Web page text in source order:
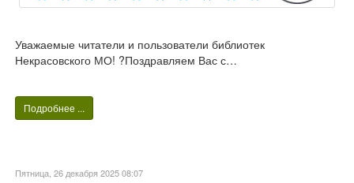
Уважаемые читатели и пользователи библиотек
Некрасовского МО! ?Поздравляем Вас с…
Подробнее ...
Пятница, 26 декабря 2025 08:07